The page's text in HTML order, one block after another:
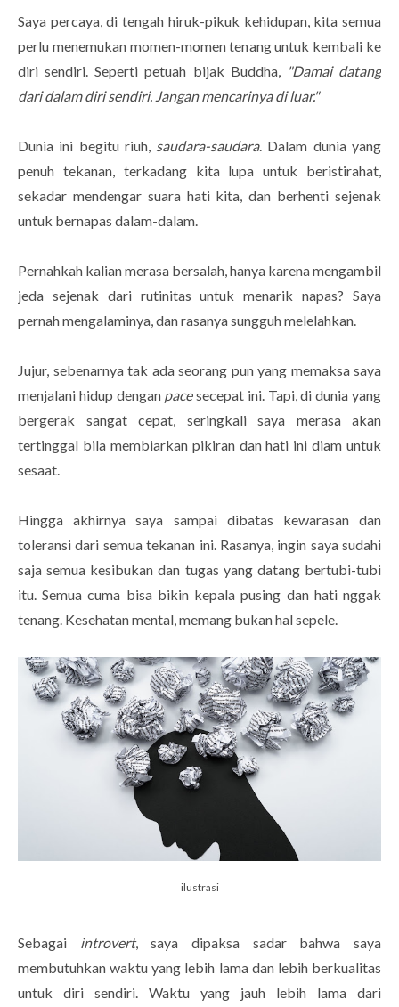
Saya percaya, di tengah hiruk-pikuk kehidupan, kita semua
perlu menemukan momen-momen tenang untuk kembali ke
diri sendiri. Seperti petuah bijak Buddha, "Damai datang
dari dalam diri sendiri. Jangan mencarinya di luar."
Dunia ini begitu riuh, saudara-saudara. Dalam dunia yang
penuh tekanan, terkadang kita lupa untuk beristirahat,
sekadar mendengar suara hati kita, dan berhenti sejenak
untuk bernapas dalam-dalam.
Pernahkah kalian merasa bersalah, hanya karena mengambil
jeda sejenak dari rutinitas untuk menarik napas? Saya
pernah mengalaminya, dan rasanya sungguh melelahkan.
Jujur, sebenarnya tak ada seorang pun yang memaksa saya
menjalani hidup dengan pacesecepat ini. Tapi, di dunia yang
bergerak sangat cepat, seringkali saya merasa akan
tertinggal bila membiarkan pikiran dan hati ini diam untuk
sesaat.
Hingga akhirnya saya sampai dibatas kewarasan dan
toleransi dari semua tekanan ini. Rasanya, ingin saya sudahi
saja semua kesibukan dan tugas yang datang bertubi-tubi
itu. Semua cuma bisa bikin kepala pusing dan hati nggak
tenang. Kesehatan mental, memang bukan hal sepele.
ilustrasi
Sebagai introvert, saya dipaksa sadar bahwa saya
membutuhkan waktu yang lebih lama dan lebih berkualitas
untuk diri sendiri. Waktu yang jauh lebih lama dari